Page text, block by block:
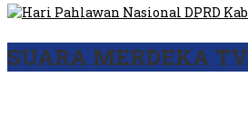
SUARA MERDEKA TV